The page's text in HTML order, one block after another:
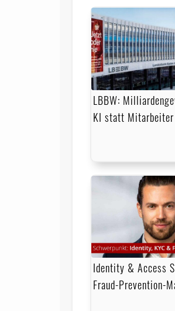
LBBW:
KI statt Mitarbeiter
Identity & Access
Fraud-Prevention-